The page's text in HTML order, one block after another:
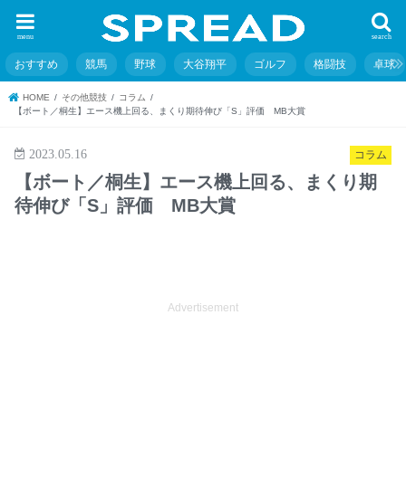
search
menu
おすすめ 競馬 野球 大谷翔平 ゴルフ 格闘技 卓球
HOME その他競技
コラム
【ボート／桐生】エース機上回る、まくり期待伸び「S」評価 MB大賞
コラム
2023.05.16
【ボート／桐生】エース機上回る、まくり期
待伸び「S」評価 MB大賞
Advertisement